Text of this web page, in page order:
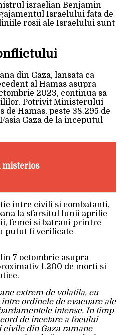
israelian Benjamin
Israelului fata de
rosii ale Israelului sunt
din Gaza, lansata ca
al Hamas asupra
2023, continua sa
Potrivit Ministerului
de Hamas, peste 38.295 de
Gaza de la inceputul
misterios
intre civili si combatanti,
la sfarsitul lunii aprilie
femei si batrani printre
putut fi verificate
7 octombrie asupra
1.200 de morti si
extrem de volatila, cu
ordinele de evacuare ale
intense. In timp
de incetare a focului
civile din Gaza ramane